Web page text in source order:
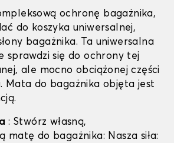
ochronę bagażnika,
do koszyka uniwersalnej,
bagażnika. Ta uniwersalna
sprawdzi się do ochrony tej
ale mocno obciążonej części
Mata do bagażnika objęta jest
: Stwórz własną,
matę do bagażnika: Nasza siła: